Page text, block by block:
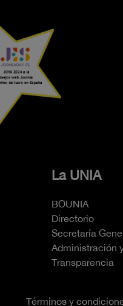
La UNIA
BOUNIA
Directorio
Secretaría
Administración
Transparencia
Términos y